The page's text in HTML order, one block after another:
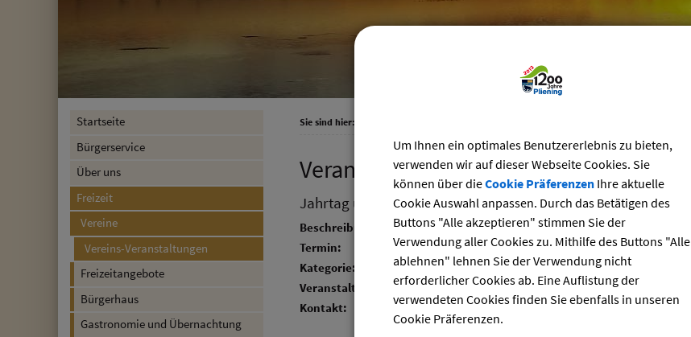
Startseite
Bürgerservice
Über uns
Freizeit
Vereine
Vereins-Veranstaltungen
Freizeitangebote
Bürgerhaus
Gastronomie und Übernachtung
Sie sind hier:
Veranstaltungskalender der Vereine
Jahrtag und Kirtahutschn
Beschreibung:
Termin:
20.10.2024
Kategorie:
Feste und Feiern
Veranstalter:
Trachtenverein
Kontakt:
Andreas Obermaier
Um Ihnen ein optimales Benutzererlebnis zu bieten,
verwenden wir auf dieser Webseite Cookies. Sie
können über dieCookie PräferenzenIhre aktuelle
Cookie Auswahl anpassen. Durch das Betätigen des
Buttons "Alle akzeptieren" stimmen Sie der
Verwendung aller Cookies zu. Mithilfe des Buttons "Alle
ablehnen" lehnen Sie der Verwendung nicht
erforderlicher Cookies ab. Eine Auflistung der
verwendeten Cookies finden Sie ebenfalls in unseren
Cookie Präferenzen.